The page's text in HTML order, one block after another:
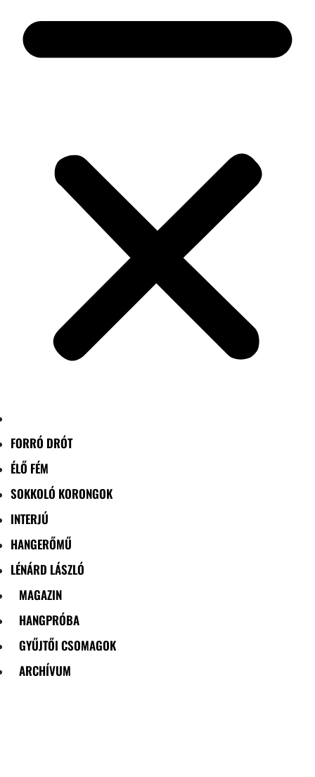
FORRÓ DRÓT
ÉLŐ FÉM
SOKKOLÓ KORONGOK
INTERJÚ
HANGERŐMŰ
LÉNÁRD LÁSZLÓ
MAGAZIN
HANGPRÓBA
GYŰJTŐI CSOMAGOK
ARCHÍVUM